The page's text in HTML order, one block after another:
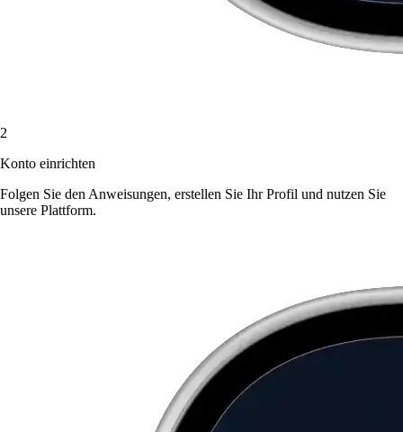
2
Konto einrichten
Folgen Sie den Anweisungen, erstellen Sie Ihr Profil und nutzen Sie
unsere Plattform.